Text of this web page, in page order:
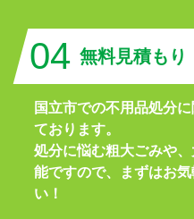
04 無料見積もり
国立市での不用品処分
ております。
処分に悩む粗大ごみや
能ですので、まずはお
い！